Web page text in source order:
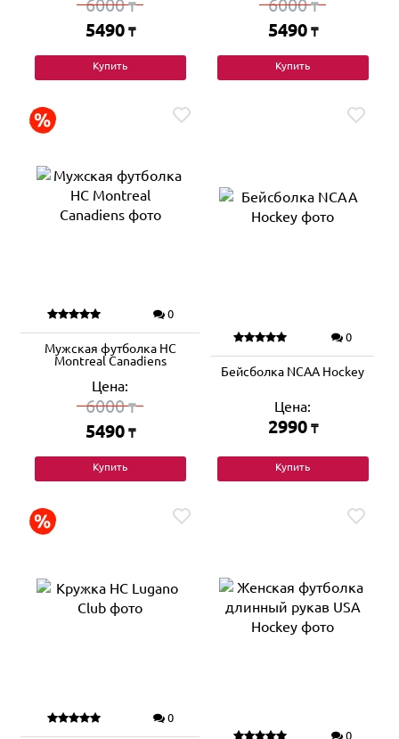
6000₸
5490 ₸
Купить
6000₸
5490 ₸
Купить
0
Мужская футболка HC
Montreal Canadiens
Цена:
6000₸
5490 ₸
Купить
0
Бейсболка NCAA Hockey
Цена:
2990 ₸
Купить
0
0